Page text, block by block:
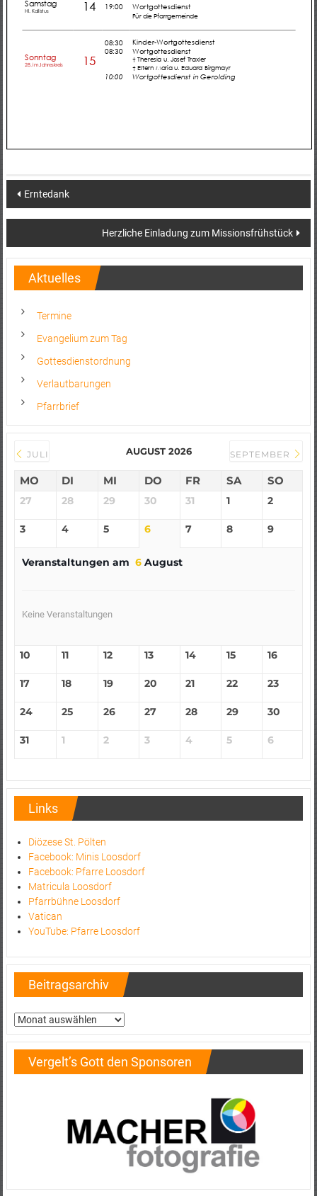
Post
navigation
Erntedank
Herzliche Einladung zum Missionsfrühstück
Aktuelles
Termine
Evangelium zum Tag
Gottesdienstordnung
Verlautbarungen
Pfarrbrief
JULI AUGUST 2026 SEPTEMBER
MO DI MI DO FR SA SO
27 28 29 30 31 1 2
3 4 5 6 7 8 9
Veranstaltungen am 6August
Keine Veranstaltungen
10 11 12 13 14 15 16
17 18 19 20 21 22 23
24 25 26 27 28 29 30
31 1 2 3 4 5 6
Links
Diözese St. Pölten
Facebook: Minis Loosdorf
Facebook: Pfarre Loosdorf
Matricula Loosdorf
Pfarrbühne Loosdorf
Vatican
YouTube: Pfarre Loosdorf
Beitragsarchiv
Beitragsarchiv
Vergelt’s Gott den Sponsoren